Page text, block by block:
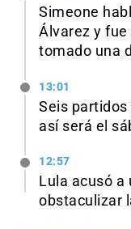
Simeone
Álvarez y fue
tomado una
13:01
Seis
así será el
12:57
Lula acusó a
obstaculizar